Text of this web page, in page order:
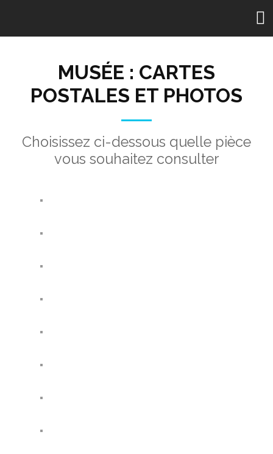
MUSÉE : CARTES
POSTALES ET PHOTOS
Choisissez ci-dessous quelle pièce
vous souhaitez consulter